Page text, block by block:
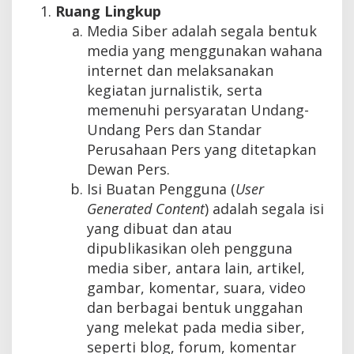
Ruang Lingkup
Media Siber adalah segala bentuk
media yang menggunakan wahana
internet dan melaksanakan
kegiatan jurnalistik, serta
memenuhi persyaratan Undang-
Undang Pers dan Standar
Perusahaan Pers yang ditetapkan
Dewan Pers.
Isi Buatan Pengguna (User
Generated Content) adalah segala isi
yang dibuat dan atau
dipublikasikan oleh pengguna
media siber, antara lain, artikel,
gambar, komentar, suara, video
dan berbagai bentuk unggahan
yang melekat pada media siber,
seperti blog, forum, komentar